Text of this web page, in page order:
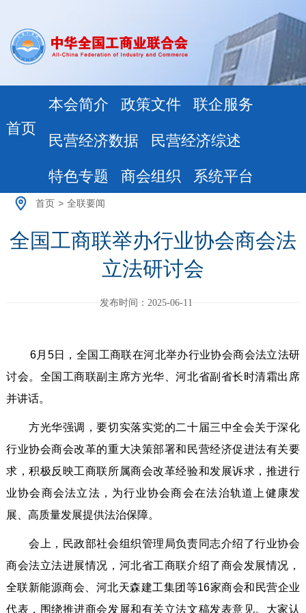
首页
本会简介 政策文件 联企服务
民营经济数据 民营经济综述
特色专题 商会组织 系统平台
首页 > 全联要闻
全国工商联举办行业协会商会法
立法研讨会
发布时间：2025-06-11
6月5日，全国工商联在河北举办行业协会商会法立法研
讨会。全国工商联副主席方光华、河北省副省长时清霜出席
并讲话。
方光华强调，要切实落实党的二十届三中全会关于深化
行业协会商会改革的重大决策部署和民营经济促进法有关要
求，积极反映工商联所属商会改革经验和发展诉求，推进行
业协会商会法立法，为行业协会商会在法治轨道上健康发
展、高质量发展提供法治保障。
会上，民政部社会组织管理局负责同志介绍了行业协会
商会法立法进展情况，河北省工商联介绍了商会发展情况，
全联新能源商会、河北天森建工集团等16家商会和民营企业
代表，围绕推进商会发展和有关立法文稿发表意见。大家认